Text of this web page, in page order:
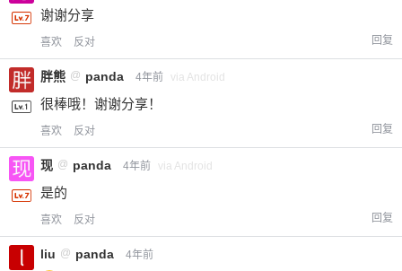
谢谢分享
喜欢 反对 回复
胖熊 @ panda 4年前 via Android
很棒哦！谢谢分享！
喜欢 反对 回复
现 @ panda 4年前 via Android
是的
喜欢 反对 回复
liu @ panda 4年前